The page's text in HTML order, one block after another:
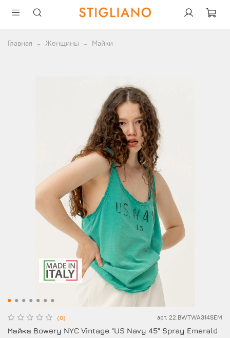
Главная Женщины Майки
(0) арт. 22.BWTWA314SEM
Майка Bowery NYC Vintage "US Navy 45" Spray Emerald